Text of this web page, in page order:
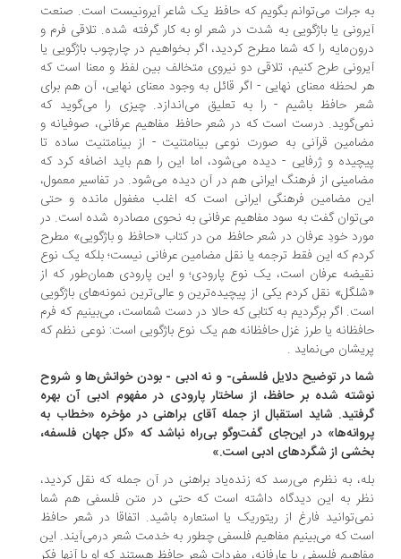
جرات می‌توانم بگویم که حافظ یک شاعر آیرونیست است. صنعت
یا باژگویی به ‌شدت در شعر او به کار گرفته شده. تلاقی فرم و
را که شما مطرح کردید، اگر بخواهیم در چارچوب باژگویی یا
طرح کنیم، تلاقی دو نیروی متخالف بین لفظ و معنا است که
لحظه معنای نهایی - اگر قائل به وجود معنای نهایی، آن هم برای
حافظ باشیم - را به تعلیق می‌اندازد. چیزی را می‌گوید که
درست است که در شعر حافظ مفاهیم عرفانی، صوفیانه و
قرآنی به صورت نوعی بینامتنیت - از بینامتنیت ساده تا
و ژرفایی - دیده می‌شود، اما این را هم باید اضافه کرد که
از فرهنگ ایرانی هم در آن دیده می‌شود. در تفاسیر معمول،
مضامین فرهنگی ایرانی است که اغلب مغفول مانده و حتی
گفت به سود مفاهیم عرفانی به نحوی مصادره شده است. در
خودِ عرفان در شعر حافظ من در کتاب «حافظ و باژگویی» مطرح
که این فقط ترجمه یا نقل مضامین عرفانی نیست؛ بلکه یک نوع
عرفان است، یک نوع پارودی؛ و این پارودی همان‌طور که از
نقل کردم یکی از پیچیده‌ترین و عالی‌ترین نمونه‌های باژگویی
اگر برگردیم به کتابی که حالا در دست شماست، می‌بینیم که فرم
یا طرز غزل حافظانه هم یک نوع باژگویی است: نوعی نظم که
می‌نماید .
در توضیح دلایل فلسفی- و نه ادبی - بودن خوانش‌ها و شروح
شده بر حافظ، از ساختار پارودی در مفهوم ادبی آن بهره
شاید استقبال از جمله آقای براهنی در مؤخره «خطاب به
در این‌‌جای گفت‌وگو بی‌راه نباشد که «کل جهان فلسفه،
از شگردهای ادبی است.»
به نظرم می‌رسد که زنده‌یاد براهنی در آن جمله که نقل کردید،
به این دیدگاه داشته است که حتی در متن فلسفی هم شما
فارغ از ریتوریک یا استعاره باشید. اتفاقا در شعر حافظ
که می‌بینیم مفاهیم فلسفی چطور به خدمت شعر درمی‌آیند. این